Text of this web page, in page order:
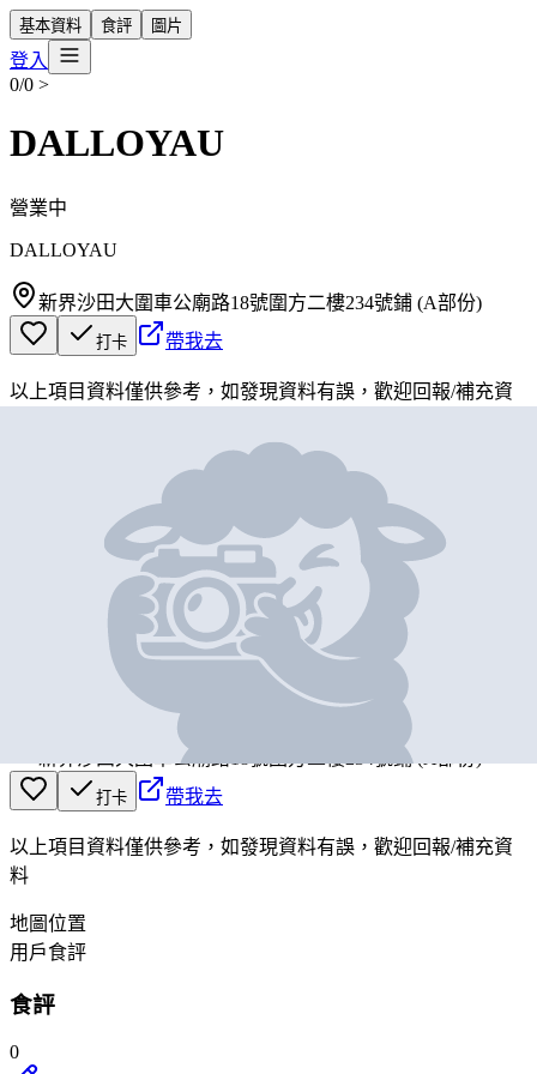
基本資料 食評 圖片
登入
0/0 >
DALLOYAU
營業中
DALLOYAU
新界沙田大圍車公廟路18號圍方二樓234號鋪 (A部份)
打卡 帶我去
以上項目資料僅供參考，如發現資料有誤，歡迎回報/補充資
DALLOYAU
新界沙田大圍車公廟路18號圍方二樓234號鋪 (A部份)
打卡 帶我去
以上項目資料僅供參考，如發現資料有誤，歡迎回報/補充資
料
地圖位置
用戶食評
食評
0